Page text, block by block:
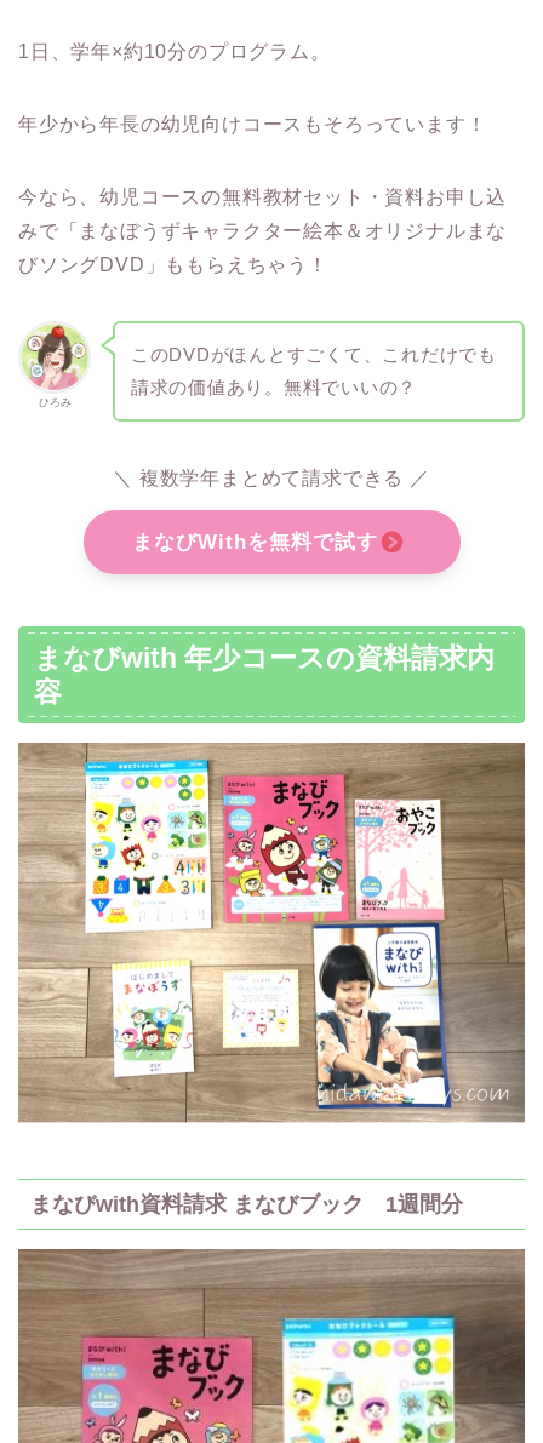
1日、学年×約10分のプログラム。
年少から年長の幼児向けコースもそろっています！
今なら、幼児コースの無料教材セット・資料お申し込
みで「まなぼうずキャラクター絵本＆オリジナルまな
びソングDVD」ももらえちゃう！
ひろみ
このDVDがほんとすごくて、これだけでも
請求の価値あり。無料でいいの？
＼ 複数学年まとめて請求できる ／
まなびWithを無料で試す
まなびwith 年少コースの資料請求内
容
まなびwith資料請求 まなびブック 1週間分